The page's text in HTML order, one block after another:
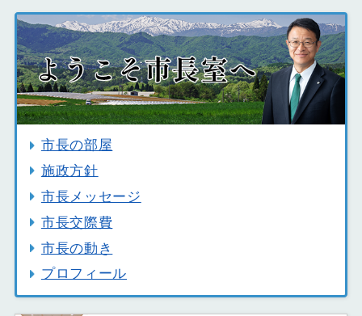
市長の部屋
施政方針
市長メッセージ
市長交際費
市長の動き
プロフィール